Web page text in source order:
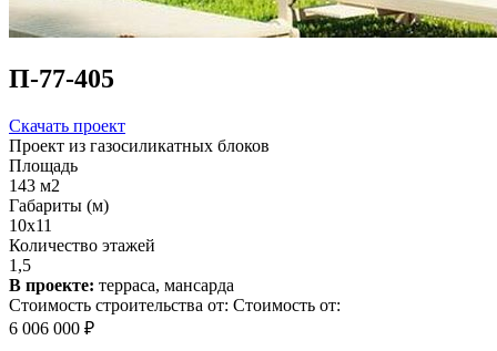
П-77-405
Скачать проект
Проект из газосиликатных блоков
Площадь
143 м2
Габариты (м)
10х11
Количество этажей
1,5
В проекте: терраса, мансарда
Стоимость строительства от: Стоимость от:
6 006 000 ₽